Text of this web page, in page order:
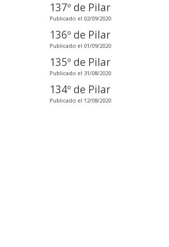
137º de Pilar
Publicado el 02/09/2020
136º de Pilar
Publicado el 01/09/2020
135º de Pilar
Publicado el 31/08/2020
134º de Pilar
Publicado el 12/08/2020